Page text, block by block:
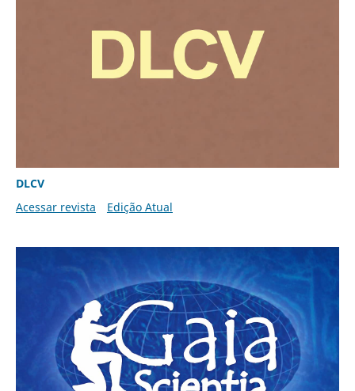
DLCV
Acessar revista
Edição Atual